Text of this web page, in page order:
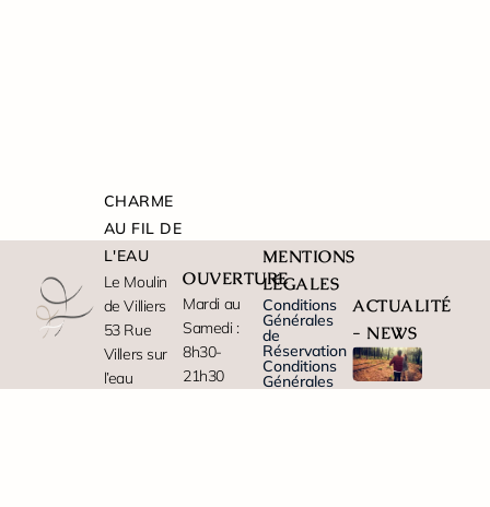
CHARME
AU FIL DE
L'EAU
Le Moulin
de Villiers
53 Rue
Villers sur
l’eau
OUVERTURE
Mardi au
Samedi :
8h30-
21h30
MENTIONS
LÉGALES
Conditions
Générales
de
Réservation
Conditions
Générales
ACTUALITÉ
- NEWS
L’Art de la